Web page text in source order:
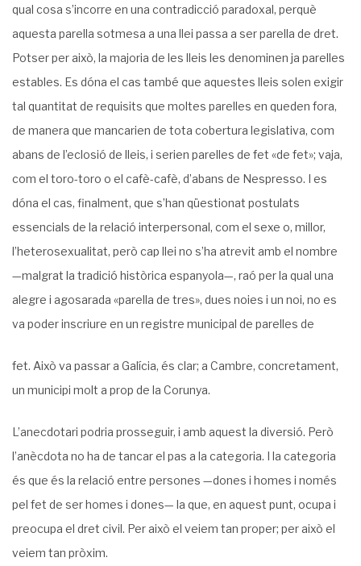
qual cosa s’incorre en una contradicció paradoxal, perquè
aquesta parella sotmesa a una llei passa a ser parella de dret.
Potser per això, la majoria de les lleis les denominen ja parelles
estables. Es dóna el cas també que aquestes lleis solen exigir
tal quantitat de requisits que moltes parelles en queden fora,
de manera que mancarien de tota cobertura legislativa, com
abans de l’eclosió de lleis, i serien parelles de fet «de fet»; vaja,
com el toro-toro o el cafè-cafè, d’abans de Nespresso. I es
dóna el cas, finalment, que s’han qüestionat postulats
essencials de la relació interpersonal, com el sexe o, millor,
l’heterosexualitat, però cap llei no s’ha atrevit amb el nombre
—malgrat la tradició històrica espanyola—, raó per la qual una
alegre i agosarada «parella de tres», dues noies i un noi, no es
va poder inscriure en un registre municipal de parelles de
fet. Això va passar a Galícia, és clar; a Cambre, concretament,
un municipi molt a prop de la Corunya.
L’anecdotari podria prosseguir, i amb aquest la diversió. Però
l’anècdota no ha de tancar el pas a la categoria. I la categoria
és que és la relació entre persones —dones i homes i només
pel fet de ser homes i dones— la que, en aquest punt, ocupa i
preocupa el dret civil. Per això el veiem tan proper; per això el
veiem tan pròxim.